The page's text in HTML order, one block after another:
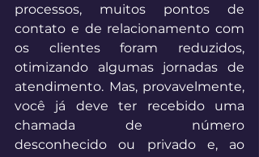
processos, muitos pontos de
contato e de relacionamento com
os clientes foram reduzidos,
otimizando algumas jornadas de
atendimento. Mas, provavelmente,
você já deve ter recebido uma
chamada de número
desconhecido ou privado e, ao